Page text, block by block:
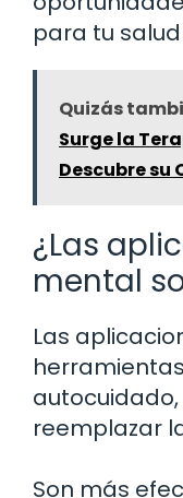
para tu
Quizás
Surge la
Descubre su
¿Las
mental
Las
reemplazar
Son más